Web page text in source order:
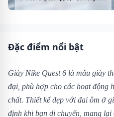
Đặc điểm nổi bật
Giày Nike Quest 6 là mẫu giày
đại, phù hợp cho các hoạt động
chất. Thiết kế đẹp với đai ôm ở
định khi bạn di chuyển, mang